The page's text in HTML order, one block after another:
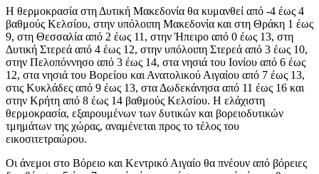
Η θερμοκρασία στη Δυτική Μακεδονία θα κυμανθεί από -4 έως 4
βαθμούς Κελσίου, στην υπόλοιπη Μακεδονία και στη Θράκη 1 έως
9, στη Θεσσαλία από 2 έως 11, στην Ήπειρο από 0 έως 13, στη
Δυτική Στερεά από 4 έως 12, στην υπόλοιπη Στερεά από 3 έως 10,
στην Πελοπόννησο από 3 έως 14, στα νησιά του Ιονίου από 6 έως
12, στα νησιά του Βορείου και Ανατολικού Αιγαίου από 7 έως 13,
στις Κυκλάδες από 9 έως 13, στα Δωδεκάνησα από 11 έως 16 και
στην Κρήτη από 8 έως 14 βαθμούς Κελσίου. Η ελάχιστη
θερμοκρασία, εξαιρουμένων των δυτικών και βορειοδυτικών
τμημάτων της χώρας, αναμένεται προς το τέλος του
εικοσιτετραώρου.
Οι άνεμοι στο Βόρειο και Κεντρικό Αιγαίο θα πνέουν από βόρειες